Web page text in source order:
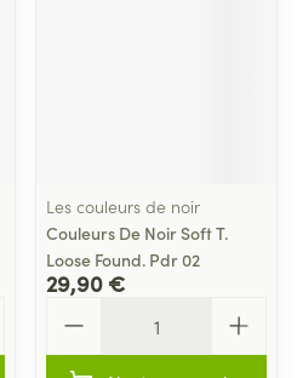
Les couleurs de noir
Couleurs De Noir Soft T.
Loose Found. Pdr 02
29,90 €